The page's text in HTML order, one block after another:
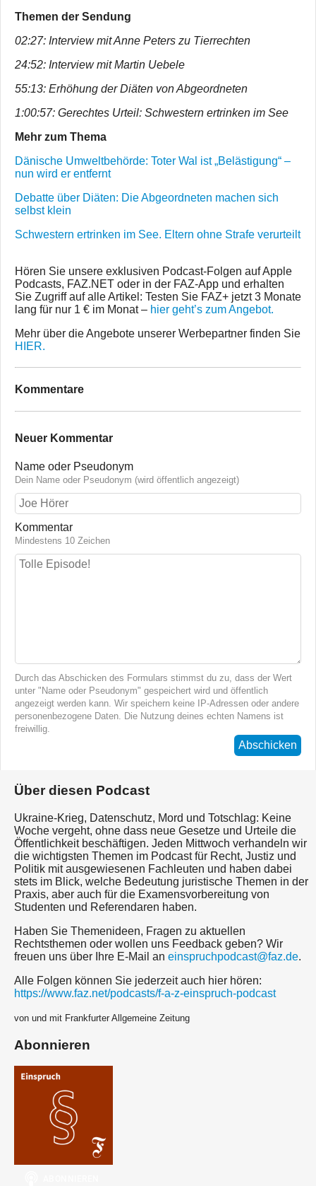
Themen der Sendung
02:27: Interview mit Anne Peters zu Tierrechten
24:52: Interview mit Martin Uebele
55:13: Erhöhung der Diäten von Abgeordneten
1:00:57: Gerechtes Urteil: Schwestern ertrinken im See
Mehr zum Thema
Dänische Umweltbehörde: Toter Wal ist „Belästigung“ –
nun wird er entfernt
Debatte über Diäten: Die Abgeordneten machen sich
selbst klein
Schwestern ertrinken im See. Eltern ohne Strafe verurteilt
Hören Sie unsere exklusiven Podcast-Folgen auf Apple
Podcasts, FAZ.NET oder in der FAZ-App und erhalten
Sie Zugriff auf alle Artikel: Testen Sie FAZ+ jetzt 3 Monate
lang für nur 1 € im Monat – hier geht’s zum Angebot.
Mehr über die Angebote unserer Werbepartner finden Sie
HIER.
Kommentare
Neuer Kommentar
Name oder Pseudonym
Dein Name oder Pseudonym (wird öffentlich angezeigt)
Kommentar
Mindestens 10 Zeichen
Durch das Abschicken des Formulars stimmst du zu, dass der Wert
unter "Name oder Pseudonym" gespeichert wird und öffentlich
angezeigt werden kann. Wir speichern keine IP-Adressen oder andere
personenbezogene Daten. Die Nutzung deines echten Namens ist
freiwillig.
Abschicken
Über diesen Podcast
Ukraine-Krieg, Datenschutz, Mord und Totschlag: Keine
Woche vergeht, ohne dass neue Gesetze und Urteile die
Öffentlichkeit beschäftigen. Jeden Mittwoch verhandeln wir
die wichtigsten Themen im Podcast für Recht, Justiz und
Politik mit ausgewiesenen Fachleuten und haben dabei
stets im Blick, welche Bedeutung juristische Themen in der
Praxis, aber auch für die Examensvorbereitung von
Studenten und Referendaren haben.
Haben Sie Themenideen, Fragen zu aktuellen
Rechtsthemen oder wollen uns Feedback geben? Wir
freuen uns über Ihre E-Mail an einspruchpodcast@faz.de.
Alle Folgen können Sie jederzeit auch hier hören:
https://www.faz.net/podcasts/f-a-z-einspruch-podcast
von und mit Frankfurter Allgemeine Zeitung
Abonnieren